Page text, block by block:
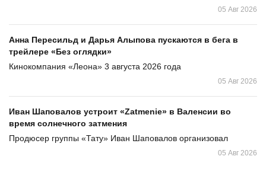
05 Авг 2026
Анна Пересильд и Дарья Алыпова пускаются в бега в
трейлере «Без оглядки»
Кинокомпания «Леона» 3 августа 2026 года
05 Авг 2026
Иван Шаповалов устроит «Zatmenie» в Валенсии во
время солнечного затмения
Продюсер группы «Тату» Иван Шаповалов организовал
05 Авг 2026